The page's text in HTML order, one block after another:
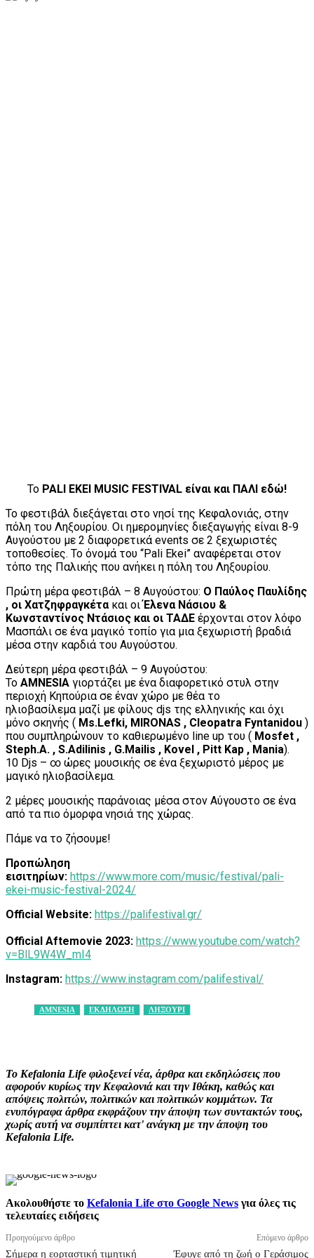
Το PALI EKEI MUSIC FESTIVAL είναι και ΠΑΛΙ εδώ!
To φεστιβάλ διεξάγεται στο νησί της Κεφαλονιάς, στην
πόλη του Ληξουρίου. Οι ημερομηνίες διεξαγωγής είναι 8-9
Αυγούστου με 2 διαφορετικά events σε 2 ξεχωριστές
τοποθεσίες. Το όνομά του “Pali Ekei” αναφέρεται στον
τόπο της Παλικής που ανήκει η πόλη του Ληξουρίου.
Πρώτη μέρα φεστιβάλ – 8 Αυγούστου: Ο Παύλος Παυλίδης
, οι Χατζηφραγκέτακαι οιΈλενα Νάσιου &
Κωνσταντίνος Ντάσιος και οι ΤΑΔΕ έρχονται στον λόφο
Μασπάλι σε ένα μαγικό τοπίο για μια ξεχωριστή βραδιά
μέσα στην καρδιά του Αυγούστου.
Δεύτερη μέρα φεστιβάλ – 9 Αυγούστου:
Το AMNESIA γιορτάζει με ένα διαφορετικό στυλ στην
περιοχή Κηπούρια σε έναν χώρο με θέα το
ηλιοβασίλεμα μαζί με φίλους djs της ελληνικής και όχι
μόνο σκηνής ( Ms.Lefki, MIRONAS , Cleopatra Fyntanidou )
που συμπληρώνουν το καθιερωμένο line up του ( Mosfet ,
Steph.A. , S.Adilinis , G.Mailis , Kovel , Pitt Kap , Mania).
10 Djs – ∞ ώρες μουσικής σε ένα ξεχωριστό μέρος με
μαγικό ηλιοβασίλεμα.
2 μέρες μουσικής παράνοιας μέσα στον Αύγουστο σε ένα
από τα πιο όμορφα νησιά της χώρας.
Πάμε να το ζήσουμε!
Προπώληση
εισιτηρίων: https://www.more.com/music/festival/pali-
ekei-music-festival-2024/
Official Website: https://palifestival.gr/
Official Aftemovie 2023: https://www.youtube.com/watch?
v=BlL9W4W_mI4
Instagram: https://www.instagram.com/palifestival/
AMNESIA ΕΚΔΗΛΩΣΗ ΛΗΞΟΥΡΙ
Το Kefalonia Life φιλοξενεί νέα, άρθρα και εκδηλώσεις που
αφορούν κυρίως την Κεφαλονιά και την Ιθάκη, καθώς και
απόψεις πολιτών, πολιτικών και πολιτικών κομμάτων. Τα
ενυπόγραφα άρθρα εκφράζουν την άποψη των συντακτών τους,
χωρίς αυτή να συμπίπτει κατ' ανάγκη με την άποψη του
Kefalonia Life.
Ακολουθήστε το Kefalonia Life στο Google News για όλες τις
τελευταίες ειδήσεις
Προηγούμενο άρθρο
Σήμερα η εορταστική τιμητική
Επόμενο άρθρο
Έφυγε από τη ζωή ο Γεράσιμος